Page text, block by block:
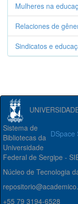
Mulheres na
Relaciones de
Sindicatos e
DSpace
Sistema de
Bibliotecas da
Universidade
Federal de Sergipe -
Núcleo de Tecnologia
+55 79 3194-6528